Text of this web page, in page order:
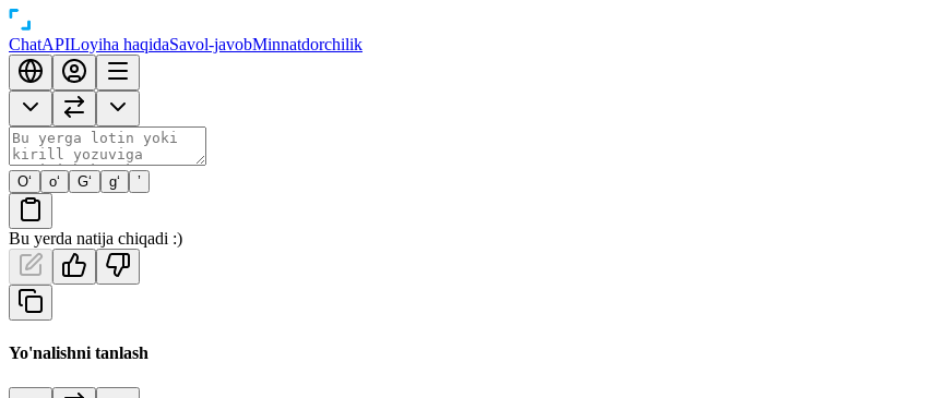
ChatAPILoyiha haqidaSavol-javobMinnatdorchilik
O‘ o‘ G‘ g‘ ’
Bu yerda natija chiqadi :)
Yo'nalishni tanlash